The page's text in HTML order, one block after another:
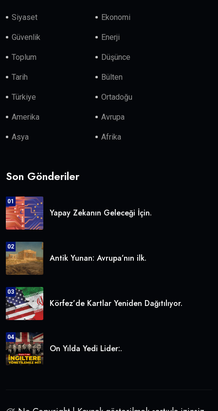
Siyaset Ekonomi
Güvenlik Enerji
Toplum Düşünce
Tarih Bülten
Türkiye Ortadoğu
Amerika Avrupa
Asya Afrika
Son Gönderiler
01
Yapay Zekanın Geleceği İçin.
02
Antik Yunan: Avrupa’nın ilk.
03
Körfez’de Kartlar Yeniden Dağıtılıyor.
04
On Yılda Yedi Lider:.